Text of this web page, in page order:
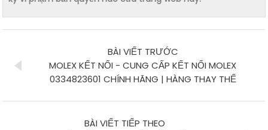
BÀI VIẾT TRƯỚC
MOLEX KẾT NỐI - CUNG CẤP KẾT NỐI MOLEX
0334823601 CHÍNH HÃNG | HÀNG THAY THẾ
BÀI VIẾT TIẾP THEO